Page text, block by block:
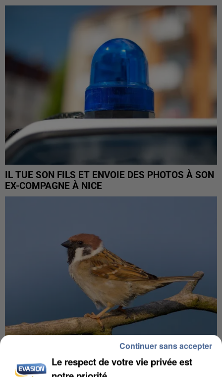
IL TUE SON FILS ET ENVOIE DES PHOTOS À SON
EX-COMPAGNE À NICE
APRÈS TOUTES CES CANICULES, LES REFUGES
Le respect de votre vie privée est
Continuer sans accepter